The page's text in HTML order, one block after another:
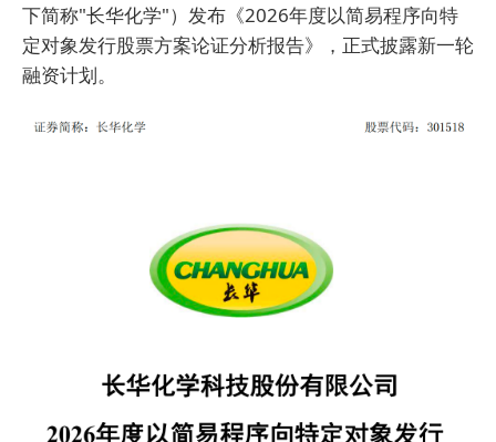
下简称"长华化学"）发布《2026年度以简易程序向特
定对象发行股票方案论证分析报告》，正式披露新一轮
融资计划。